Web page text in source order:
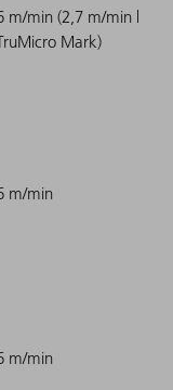
m/min (2,7 m/min bei
Mark)
m/min
m/min